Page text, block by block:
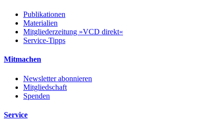
Publikationen
Materialien
Mitgliederzeitung »VCD direkt«
Service-Tipps
Mitmachen
Newsletter abonnieren
Mitgliedschaft
Spenden
Service